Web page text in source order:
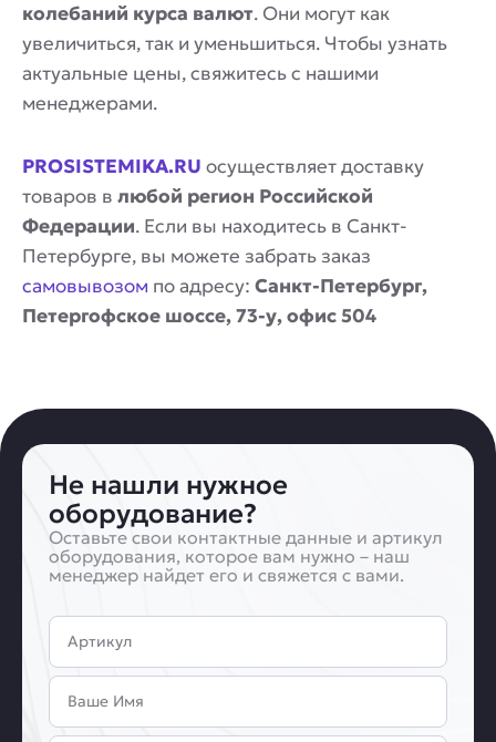
колебаний курса валют. Они могут как
увеличиться, так и уменьшиться. Чтобы узнать
актуальные цены, свяжитесь с нашими
менеджерами.
PROSISTEMIKA.RU осуществляет доставку
товаров в любой регион Российской
Федерации. Если вы находитесь в Санкт-
Петербурге, вы можете забрать заказ
самовывозом по адресу: Санкт-Петербург,
Петергофское шоссе, 73-у, офис 504
Не нашли нужное
оборудование?
Оставьте свои контактные данные и артикул
оборудования, которое вам нужно – наш
менеджер найдет его и свяжется с вами.
Артикул
Имя